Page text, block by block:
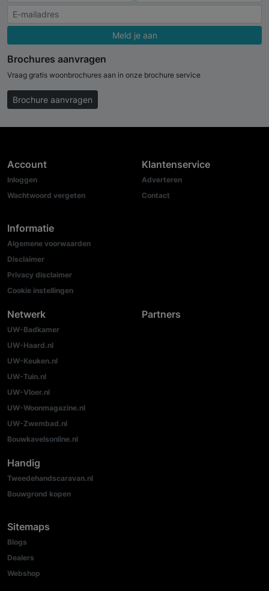
Meld je aan
Brochures aanvragen
Vraag gratis woonbrochures aan in onze brochure service
Brochure aanvragen
Account
Inloggen
Wachtwoord vergeten
Informatie
Algemene voorwaarden
Disclaimer
Privacy disclaimer
Cookie instellingen
Klantenservice
Adverteren
Contact
Netwerk
UW-Badkamer
UW-Haard.nl
UW-Keuken.nl
UW-Tuin.nl
UW-Vloer.nl
UW-Woonmagazine.nl
UW-Zwembad.nl
Bouwkavelsonline.nl
Partners
Handig
Tweedehandscaravan.nl
Bouwgrond kopen
Sitemaps
Blogs
Dealers
Webshop